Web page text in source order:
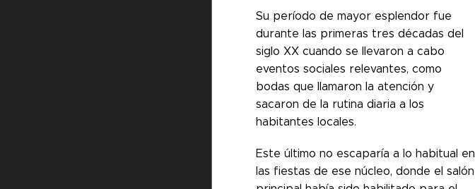
Su período de mayor esplendor fue
durante las primeras tres décadas del
siglo XX cuando se llevaron a cabo
eventos sociales relevantes, como
bodas que llamaron la atención y
sacaron de la rutina diaria a los
habitantes locales.
Este último no escaparía a lo habitual en
las fiestas de ese núcleo, donde el salón